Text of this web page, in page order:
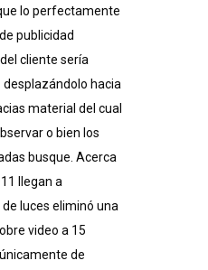
lo perfectamente
publicidad
cliente serí­a
hacia
material del cual
o bien los
busque. Acerca
llegan a
luces eliminó una
video a 15
de